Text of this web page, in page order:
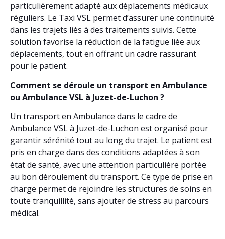
particulièrement adapté aux déplacements médicaux
réguliers. Le Taxi VSL permet d’assurer une continuité
dans les trajets liés à des traitements suivis. Cette
solution favorise la réduction de la fatigue liée aux
déplacements, tout en offrant un cadre rassurant
pour le patient.
Comment se déroule un transport en Ambulance
ou Ambulance VSL à Juzet-de-Luchon ?
Un transport en Ambulance dans le cadre de
Ambulance VSL à Juzet-de-Luchon est organisé pour
garantir sérénité tout au long du trajet. Le patient est
pris en charge dans des conditions adaptées à son
état de santé, avec une attention particulière portée
au bon déroulement du transport. Ce type de prise en
charge permet de rejoindre les structures de soins en
toute tranquillité, sans ajouter de stress au parcours
médical.